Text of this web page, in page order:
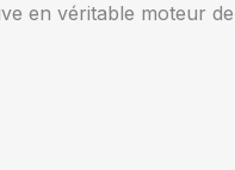
en véritable moteur de